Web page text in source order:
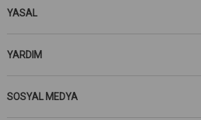
YASAL
YARDIM
SOSYAL MEDYA